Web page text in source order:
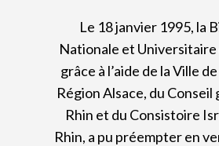
Le 18 janvier 1995, la
Nationale et Universitaire
grâce à l’aide de la Ville
Région Alsace, du Conseil
Rhin et du Consistoire
Rhin, a pu préempter en